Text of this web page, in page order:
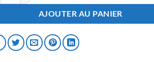
AJOUTER AU PANIER